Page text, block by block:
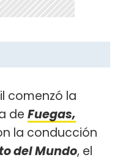
comenzó la
de Fuegas,
la conducción
del Mundo, el